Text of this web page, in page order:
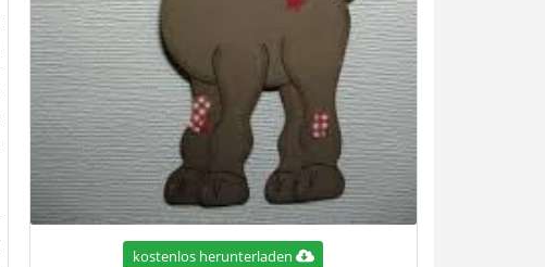
kostenlos herunterladen